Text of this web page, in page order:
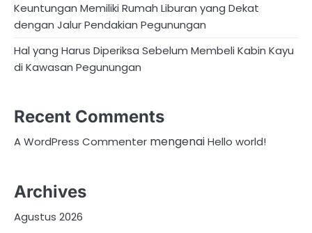
Keuntungan Memiliki Rumah Liburan yang Dekat
dengan Jalur Pendakian Pegunungan
Hal yang Harus Diperiksa Sebelum Membeli Kabin Kayu
di Kawasan Pegunungan
Recent Comments
A WordPress Commenter mengenaiHello world!
Archives
Agustus 2026